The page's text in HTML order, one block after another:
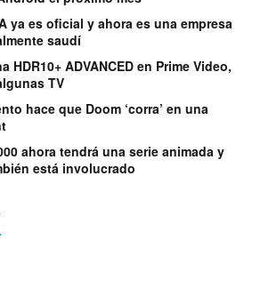
ya es oficial y ahora es una empresa
saudí
HDR10+ ADVANCED en Prime Video,
TV
hace que Doom ‘corra’ en una
ahora tendrá una serie animada y
está involucrado